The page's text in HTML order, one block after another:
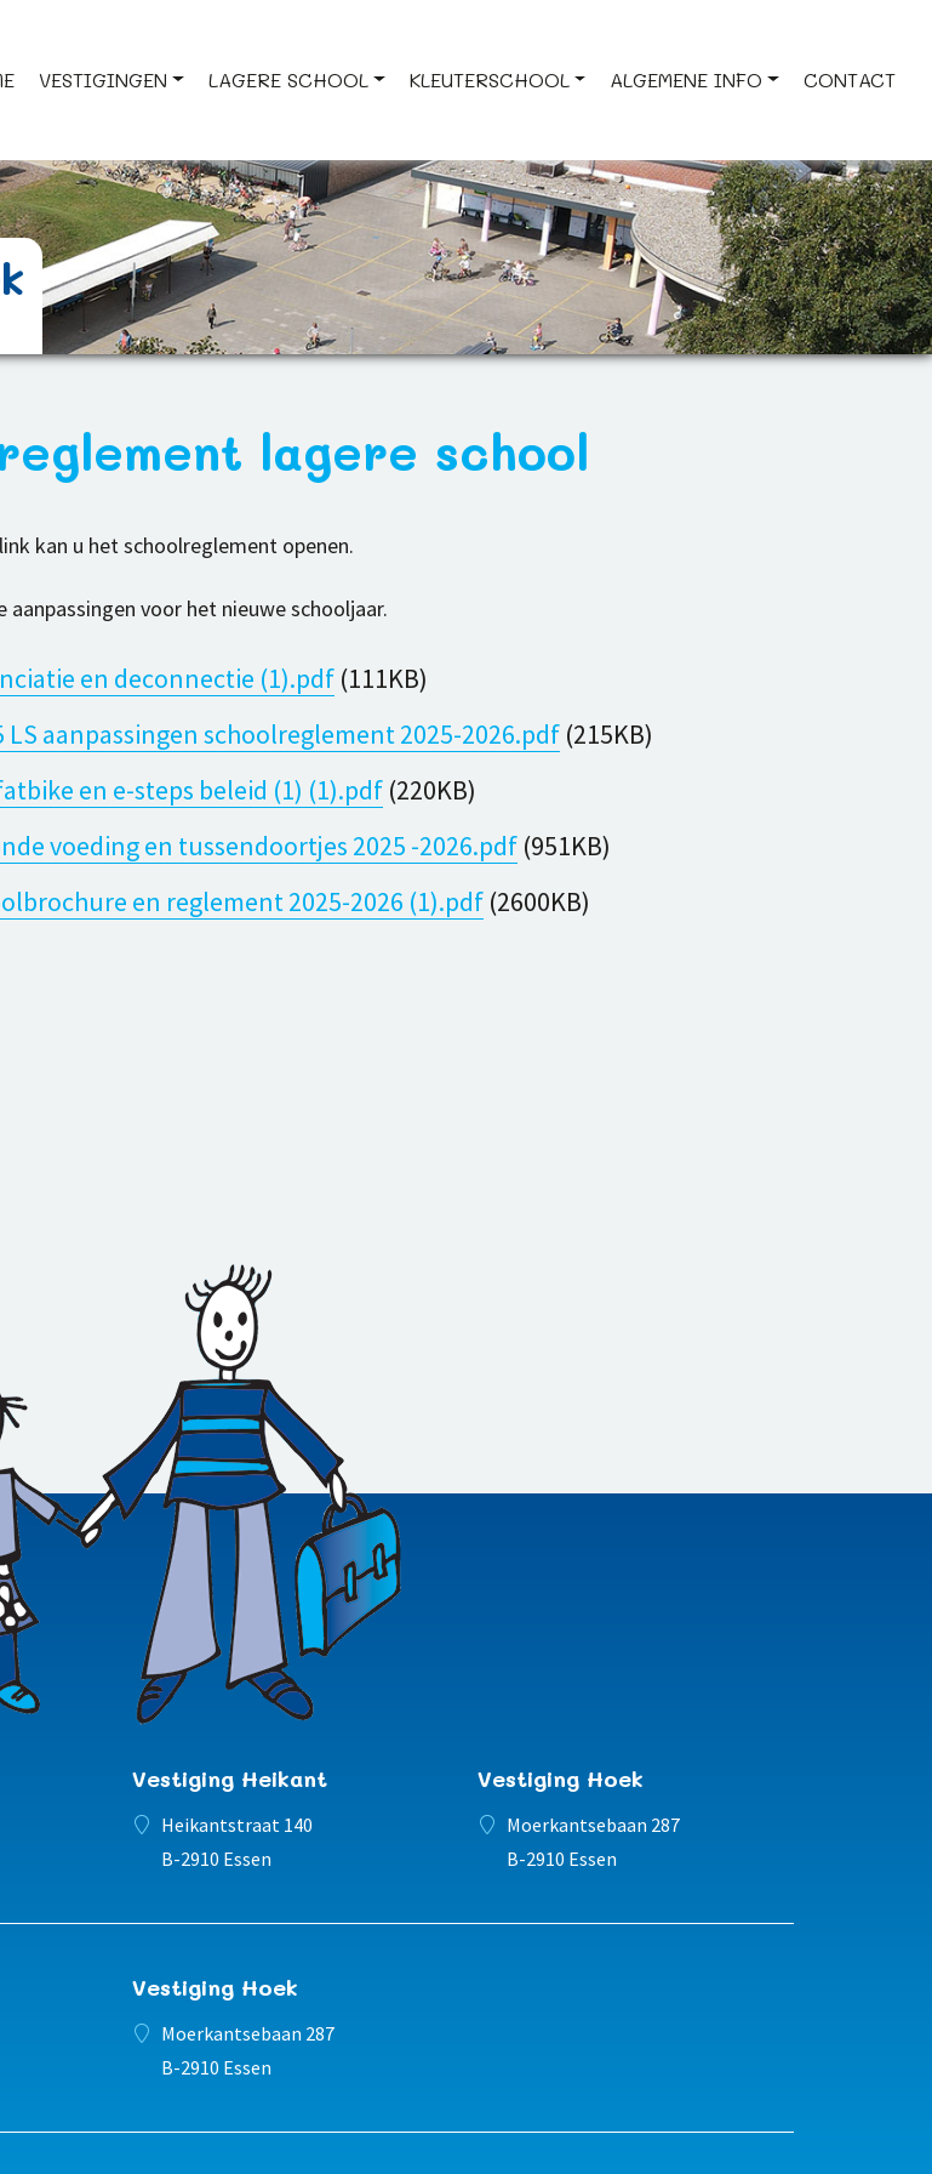
VESTIGINGEN LAGERE SCHOOL KLEUTERSCHOOL ALGEMENE INFO CONTACT
lagere school
kan u het schoolreglement openen.
aanpassingen voor het nieuwe schooljaar.
en deconnectie (1).pdf (111KB)
LS aanpassingen schoolreglement 2025-2026.pdf (215KB)
en e-steps beleid (1) (1).pdf (220KB)
voeding en tussendoortjes 2025 -2026.pdf (951KB)
en reglement 2025-2026 (1).pdf (2600KB)
Vestiging Heikant
Heikantstraat 140
B-2910 Essen
Vestiging Hoek
Moerkantsebaan 287
B-2910 Essen
Vestiging Hoek
Moerkantsebaan 287
B-2910 Essen